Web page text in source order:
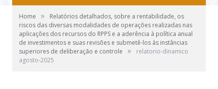
Home »
Relatórios detalhados, sobre a rentabilidade, os
riscos das diversas modalidades de operações realizadas nas
aplicações dos recursos do RPPS e a aderência à política anual
de investimentos e suas revisões e submetê-los às instâncias
superiores de deliberação e controle
»
relatorio-dinamico
agosto-2025